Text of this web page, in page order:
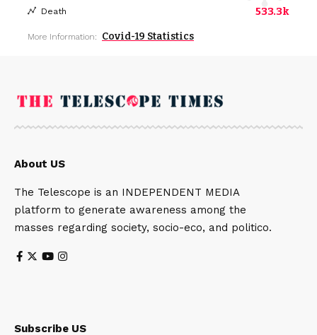
Death 533.3k
More Information: Covid-19 Statistics
About US
The Telescope is an INDEPENDENT MEDIA
platform to generate awareness among the
masses regarding society, socio-eco, and politico.
Subscribe US